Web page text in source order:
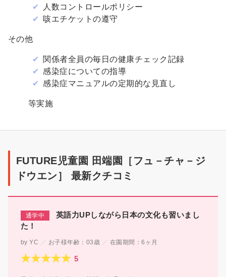
人数コントロールポリシー
咳エチケットの遵守
その他
関係者全員の毎日の健康チェック記録
感染症についての指導
感染症マニュアルの定期的な見直し
等実施
チ
コFUTURE児童園 田端園［フュ－チャ－ジ
ドウエン］ 最新クチコミ
英語力UPしながら日本の文化も習いまし
た！
YC お子様年齢： 03歳 在園期間：6ヶ月